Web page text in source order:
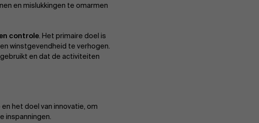
en mislukkingen te omarmen
controle. Het primaire doel is
winstgevendheid te verhogen.
en dat de activiteiten
het doel van innovatie, om
inspanningen.